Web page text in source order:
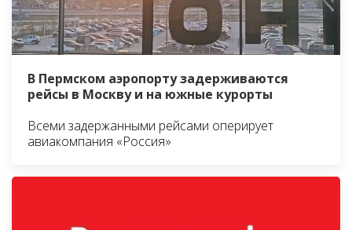
В Пермском аэропорту задерживаются
рейсы в Москву и на южные курорты
Всеми задержанными рейсами оперирует
авиакомпания «Россия»